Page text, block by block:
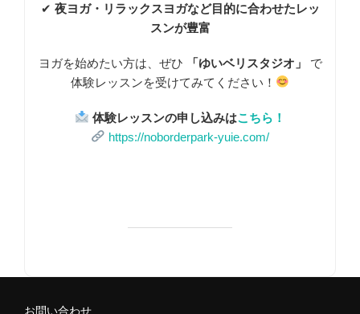
✔ 夜ヨガ・リラックスヨガなど目的に合わせたレッ
スンが豊富
ヨガを始めたい方は、ぜひ 「ゆいベリスタジオ」
で
体験レッスンを受けてみてください！
体験レッスンの申し込みはこちら！
https://noborderpark-yuie.com/
お問い合わせ